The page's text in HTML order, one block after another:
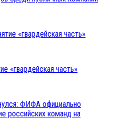
«гвардейская часть»